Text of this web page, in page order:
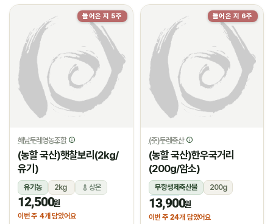
들어온 지 5주
해남두레영농조합
(농할 국산)햇찰보리(2kg/
유기)
유기농 2kg 상온
12,500원
이번 주 4개 담았어요
들어온 지 6주
(주)두레축산
(농할 국산)한우국거리
(200g/암소)
무항생제축산물
200g
냉장
13,900원
이번 주 24개 담았어요